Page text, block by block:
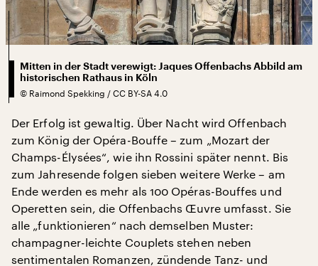
Mitten in der Stadt verewigt: Jaques Offenbachs Abbild am
historischen Rathaus in Köln
© Raimond Spekking / CC BY-SA 4.0
Der Erfolg ist gewaltig. Über Nacht wird Offenbach
zum König der Opéra-Bouffe – zum „Mozart der
Champs-Élysées“, wie ihn Rossini später nennt. Bis
zum Jahresende folgen sieben weitere Werke – am
Ende werden es mehr als 100 Opéras-Bouffes und
Operetten sein, die Offenbachs Œuvre umfasst. Sie
alle „funktionieren“ nach demselben Muster:
champagner-leichte Couplets stehen neben
sentimentalen Romanzen, zündende Tanz- und